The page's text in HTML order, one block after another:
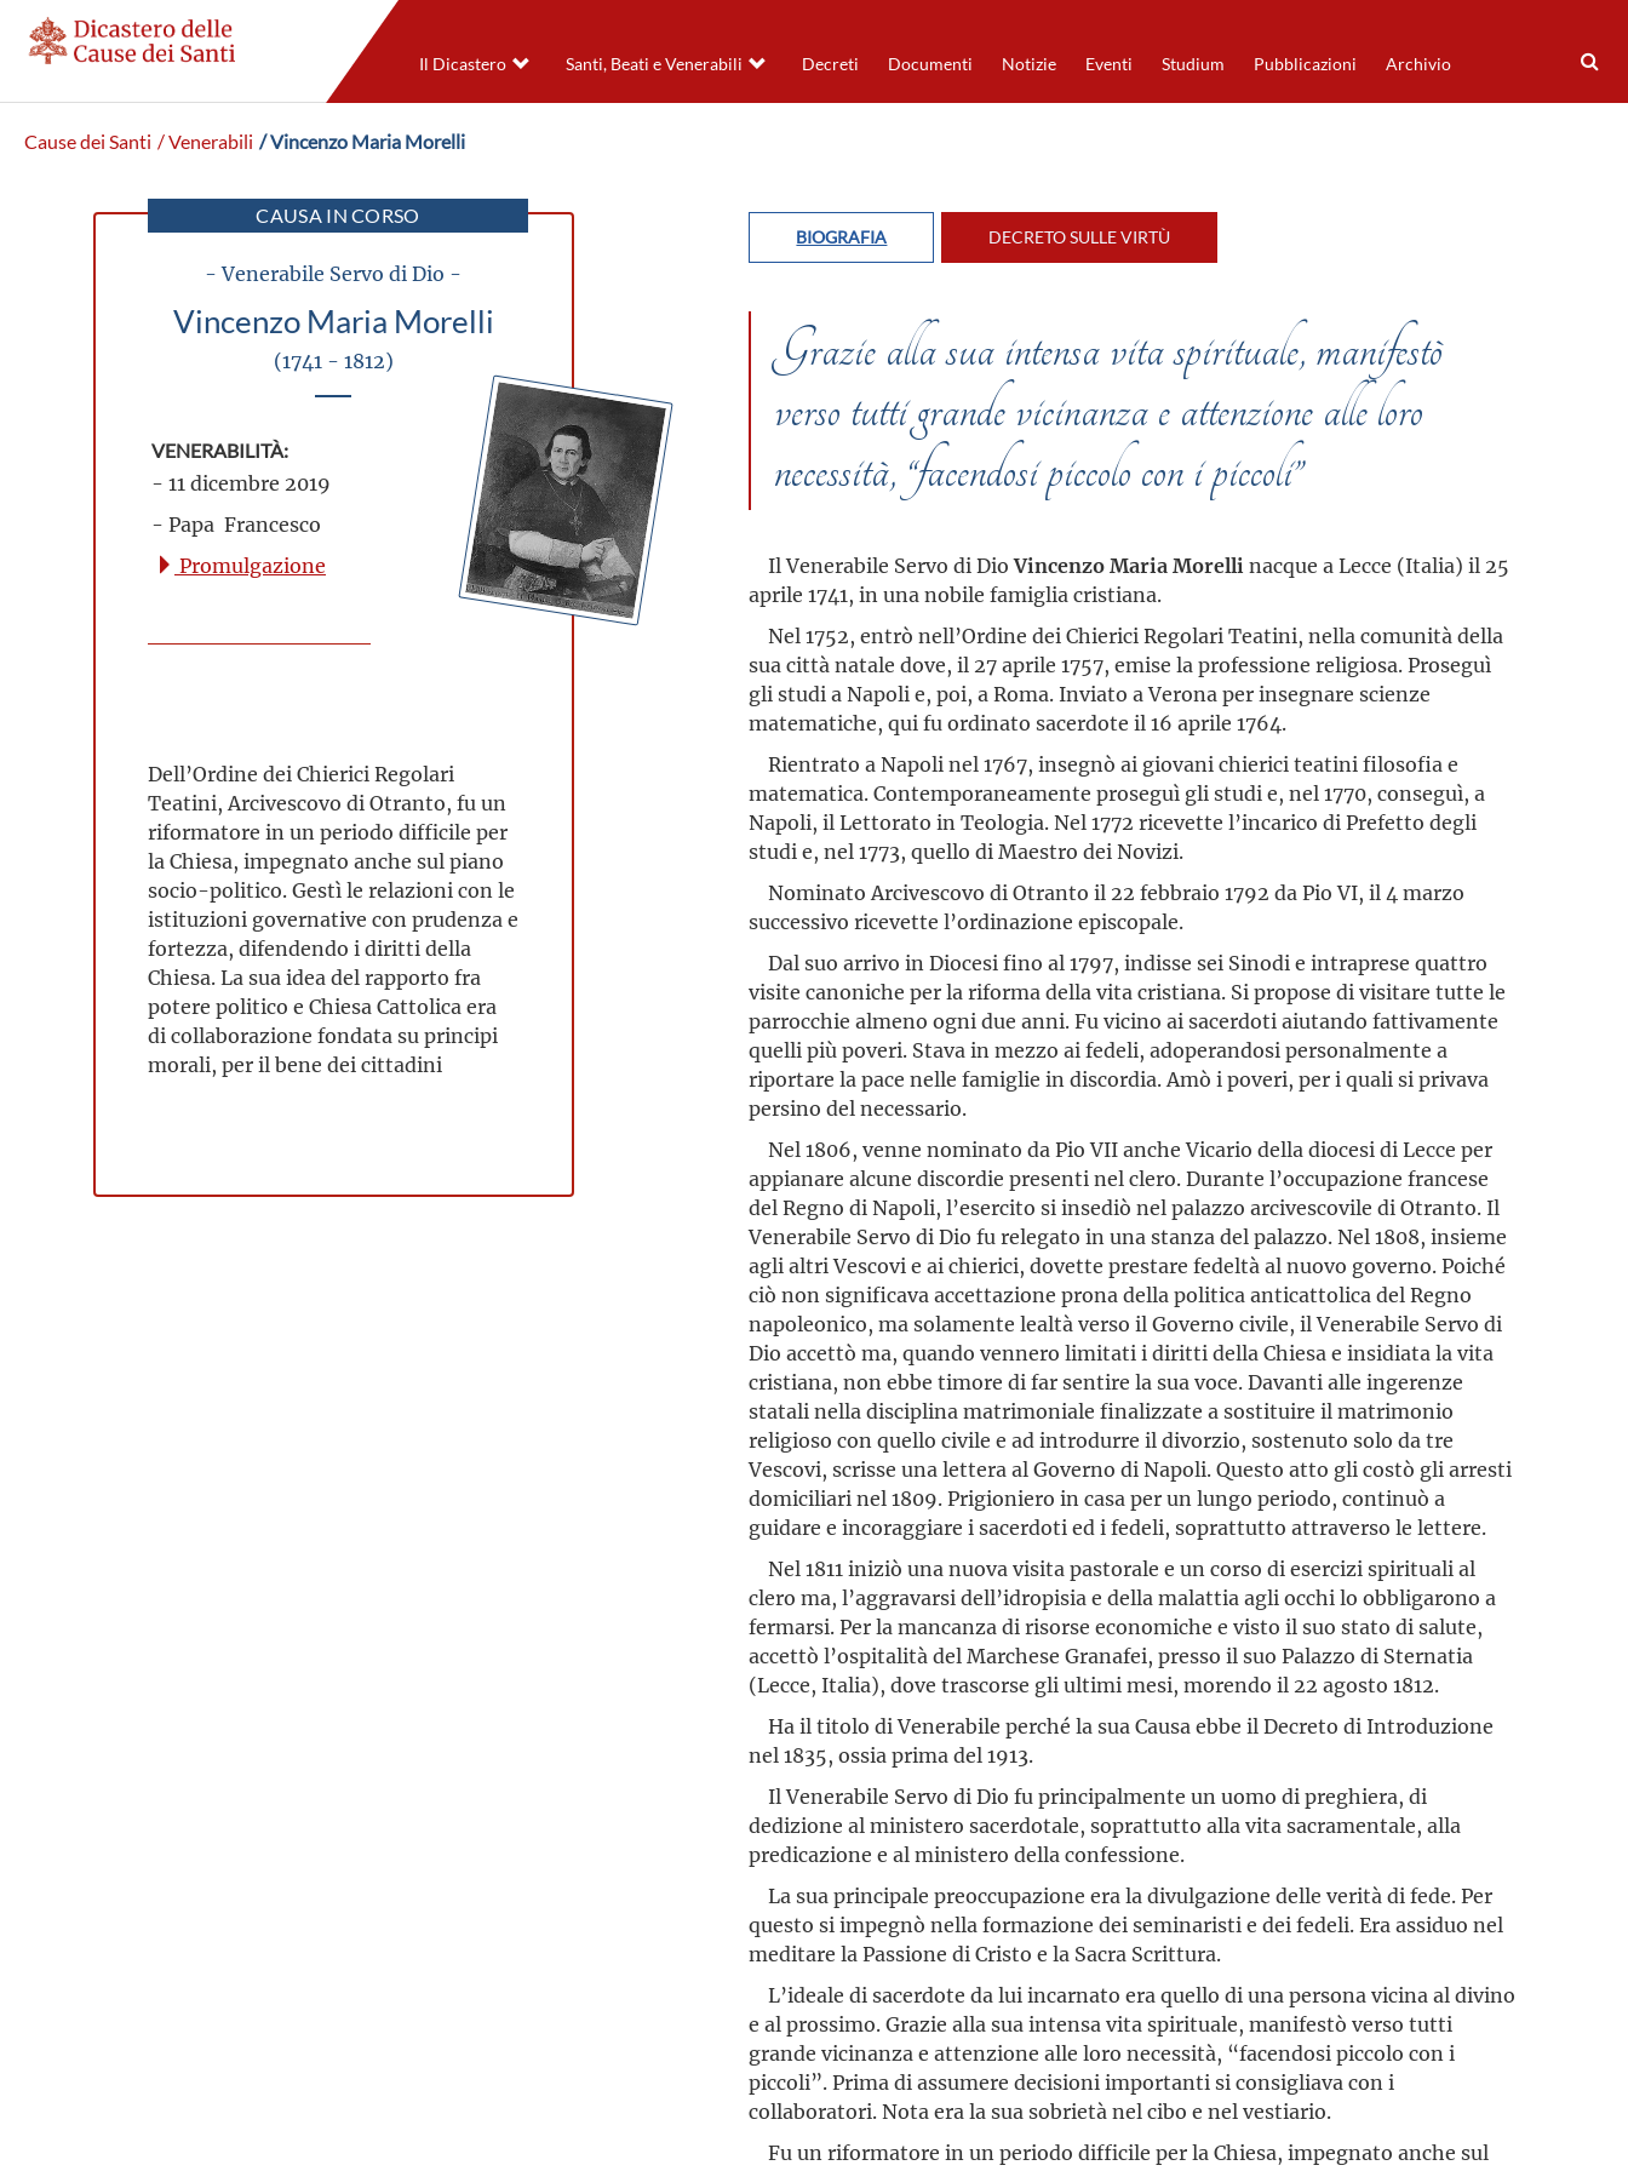
Il Dicastero Santi, Beati e Venerabili Decreti Documenti Notizie Eventi Studium Pubblicazioni Archivio
Cause dei Santi / Venerabili / Vincenzo Maria Morelli
CAUSA IN CORSO
- Venerabile Servo di Dio -
Vincenzo Maria Morelli
(1741 - 1812)
VENERABILITÀ:
- 11 dicembre 2019
- Papa Francesco
Promulgazione
Dell’Ordine dei Chierici Regolari
Teatini, Arcivescovo di Otranto, fu un
riformatore in un periodo difficile per
la Chiesa, impegnato anche sul piano
socio-politico. Gestì le relazioni con le
istituzioni governative con prudenza e
fortezza, difendendo i diritti della
Chiesa. La sua idea del rapporto fra
potere politico e Chiesa Cattolica era
di collaborazione fondata su principi
morali, per il bene dei cittadini
BIOGRAFIA DECRETO SULLE VIRTÙ
Grazie alla sua intensa vita spirituale, manifestò
verso tutti grande vicinanza e attenzione alle loro
necessità, “facendosi piccolo con i piccoli”
Il Venerabile Servo di DioVincenzo Maria Morelli nacque a Lecce (Italia) il 25
aprile 1741, in una nobile famiglia cristiana.
Nel 1752, entrò nell’Ordine dei Chierici Regolari Teatini, nella comunità della
sua città natale dove, il 27 aprile 1757, emise la professione religiosa. Proseguì
gli studi a Napoli e, poi, a Roma. Inviato a Verona per insegnare scienze
matematiche, qui fu ordinato sacerdote il 16 aprile 1764.
Rientrato a Napoli nel 1767, insegnò ai giovani chierici teatini filosofia e
matematica. Contemporaneamente proseguì gli studi e, nel 1770, conseguì, a
Napoli, il Lettorato in Teologia. Nel 1772 ricevette l’incarico di Prefetto degli
studi e, nel 1773, quello di Maestro dei Novizi.
Nominato Arcivescovo di Otranto il 22 febbraio 1792 da Pio VI, il 4 marzo
successivo ricevette l’ordinazione episcopale.
Dal suo arrivo in Diocesi fino al 1797, indisse sei Sinodi e intraprese quattro
visite canoniche per la riforma della vita cristiana. Si propose di visitare tutte le
parrocchie almeno ogni due anni. Fu vicino ai sacerdoti aiutando fattivamente
quelli più poveri. Stava in mezzo ai fedeli, adoperandosi personalmente a
riportare la pace nelle famiglie in discordia. Amò i poveri, per i quali si privava
persino del necessario.
Nel 1806, venne nominato da Pio VII anche Vicario della diocesi di Lecce per
appianare alcune discordie presenti nel clero. Durante l’occupazione francese
del Regno di Napoli, l’esercito si insediò nel palazzo arcivescovile di Otranto. Il
Venerabile Servo di Dio fu relegato in una stanza del palazzo. Nel 1808, insieme
agli altri Vescovi e ai chierici, dovette prestare fedeltà al nuovo governo. Poiché
ciò non significava accettazione prona della politica anticattolica del Regno
napoleonico, ma solamente lealtà verso il Governo civile, il Venerabile Servo di
Dio accettò ma, quando vennero limitati i diritti della Chiesa e insidiata la vita
cristiana, non ebbe timore di far sentire la sua voce. Davanti alle ingerenze
statali nella disciplina matrimoniale finalizzate a sostituire il matrimonio
religioso con quello civile e ad introdurre il divorzio, sostenuto solo da tre
Vescovi, scrisse una lettera al Governo di Napoli. Questo atto gli costò gli arresti
domiciliari nel 1809. Prigioniero in casa per un lungo periodo, continuò a
guidare e incoraggiare i sacerdoti ed i fedeli, soprattutto attraverso le lettere.
Nel 1811 iniziò una nuova visita pastorale e un corso di esercizi spirituali al
clero ma, l’aggravarsi dell’idropisia e della malattia agli occhi lo obbligarono a
fermarsi. Per la mancanza di risorse economiche e visto il suo stato di salute,
accettò l’ospitalità del Marchese Granafei, presso il suo Palazzo di Sternatia
(Lecce, Italia), dove trascorse gli ultimi mesi, morendo il 22 agosto 1812.
Ha il titolo di Venerabile perché la sua Causa ebbe il Decreto di Introduzione
nel 1835, ossia prima del 1913.
Il Venerabile Servo di Dio fu principalmente un uomo di preghiera, di
dedizione al ministero sacerdotale, soprattutto alla vita sacramentale, alla
predicazione e al ministero della confessione.
La sua principale preoccupazione era la divulgazione delle verità di fede. Per
questo si impegnò nella formazione dei seminaristi e dei fedeli. Era assiduo nel
meditare la Passione di Cristo e la Sacra Scrittura.
L’ideale di sacerdote da lui incarnato era quello di una persona vicina al divino
e al prossimo. Grazie alla sua intensa vita spirituale, manifestò verso tutti
grande vicinanza e attenzione alle loro necessità, “facendosi piccolo con i
piccoli”. Prima di assumere decisioni importanti si consigliava con i
collaboratori. Nota era la sua sobrietà nel cibo e nel vestiario.
Fu un riformatore in un periodo difficile per la Chiesa, impegnato anche sul